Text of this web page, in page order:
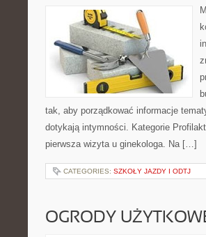
tak, aby porządkować informacje
dotykają intymności. Kategorie
pierwsza wizyta u ginekologa. Na […]
CATEGORIES: SZKOŁY JAZDY I ODTJ
OGRODY